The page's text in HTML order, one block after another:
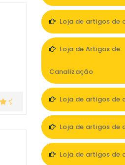
Loja de artigos de
Loja de Artigos de
Canalização
Loja de artigos de
Loja de artigos de
Loja de artigos de